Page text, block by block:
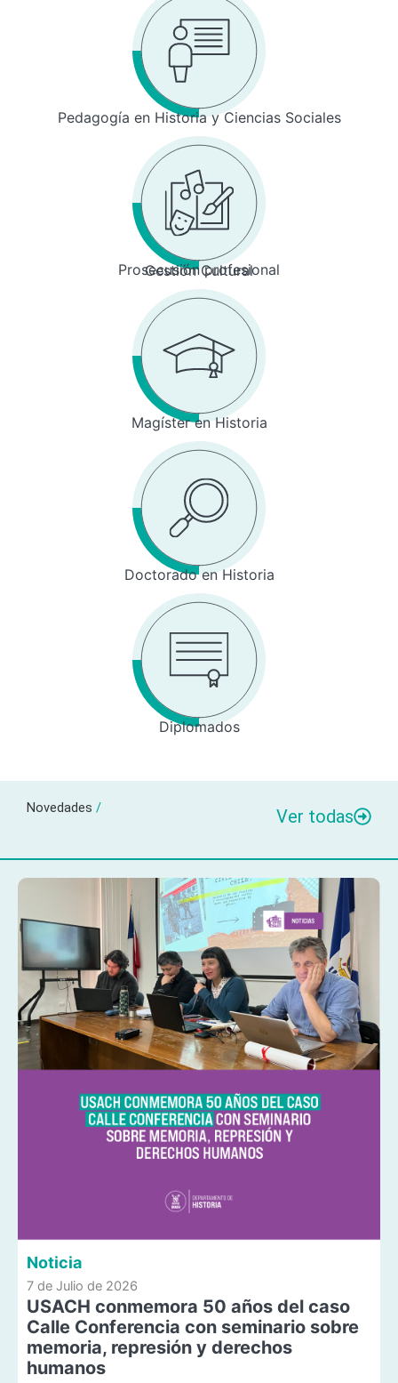
Pedagogía en Historia y Ciencias Sociales
Prosecusión profesional
Gestión Cultural
Magíster en Historia
Doctorado en Historia
Diplomados
Novedades / Ver todas
Noticia
7 de Julio de 2026
USACH conmemora 50 años del caso
Calle Conferencia con seminario sobre
memoria, represión y derechos
humanos